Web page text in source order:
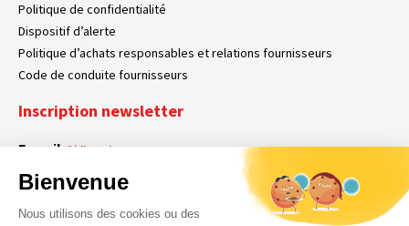
Politique de confidentialité
Dispositif d’alerte
Politique d’achats responsables et relations fournisseurs
Code de conduite fournisseurs
Inscription newsletter
E-mailObligatoire
Bienvenue
Nous utilisons des cookies ou des